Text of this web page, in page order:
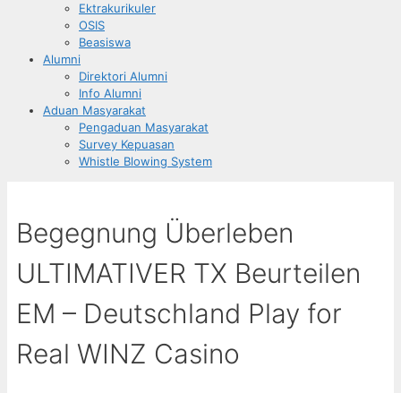
Ektrakurikuler
OSIS
Beasiswa
Alumni
Direktori Alumni
Info Alumni
Aduan Masyarakat
Pengaduan Masyarakat
Survey Kepuasan
Whistle Blowing System
Begegnung Überleben
ULTIMATIVER TX Beurteilen
EM – Deutschland Play for
Real WINZ Casino